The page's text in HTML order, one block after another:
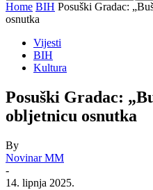
Home BIH Posuški Gradac:
osnutka
Vijesti
BIH
Kultura
Posuški Gradac:
obljetnicu osnutka
By
Novinar MM
-
14. lipnja 2025.